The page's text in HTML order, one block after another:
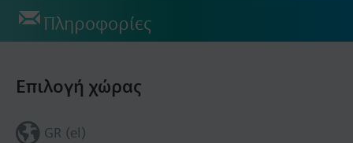
Πληροφορίες
Επιλογή χώρας
GR (el)